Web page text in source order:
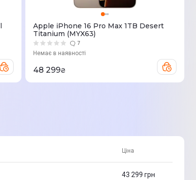
Apple iPhone 16 Pro Max 1TB Desert
Titanium (MYX63)
7
Немає в наявності
48 299₴
Ціна
43 299 грн